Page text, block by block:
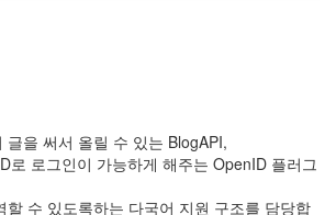
글을 써서 올릴 수 있는 BlogAPI,
로 로그인이 가능하게 해주는 OpenID 플러그
할 수 있도록하는 다국어 지원 구조를 담당합